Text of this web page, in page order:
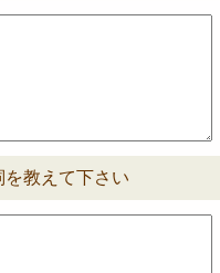
教えて下さい